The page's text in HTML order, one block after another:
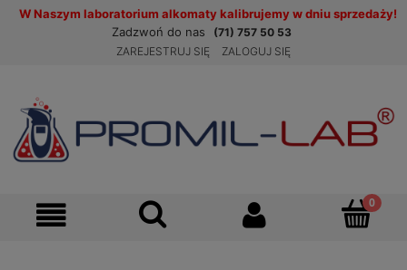
W Naszym laboratorium alkomaty kalibrujemy w dniu sprzedaży!
Zadzwoń do nas
(71) 757 50 53
ZAREJESTRUJ SIĘ
ZALOGUJ SIĘ